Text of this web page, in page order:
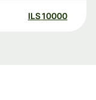
10000
ILS